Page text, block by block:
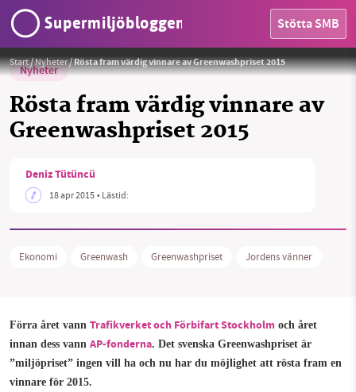
Supermiljöbloggen Stötta SMB
OMRÅDEN
MILJÖFAKTA
Facebook
Start/Nyheter/Rösta fram värdig vinnare av Greenwashpriset 2015
Nyheter
Rösta fram värdig vinnare av
Greenwashpriset 2015
Foto:Velo_City
Deniz Tütüncü
18 apr 2015• Lästid:
Ekonomi Greenwash Greenwashpriset Jordens vänner
Förra året vann Trafikverket och Förbifart Stockholm och året
innan dess vann AP-fonderna. Det svenska Greenwashpriset är
”miljöpriset” ingen vill ha och nu har du möjlighet att rösta fram en
vinnare för 2015.
SMB kämpar för en hållbar framtid. Sedan
miljödebatten framåt genom
nyhetsbevakning och granskningar. Nu vill vi
Stötta vårt arbete genom att swisha en slant till
1231368703